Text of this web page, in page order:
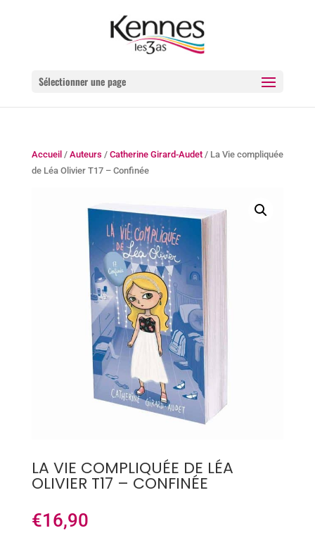
Sélectionner une page
Accueil / Auteurs / Catherine Girard-Audet/ La Vie compliquée
de Léa Olivier T17 – Confinée
LA VIE COMPLIQUÉE DE LÉA
OLIVIER T17 – CONFINÉE
€16,90